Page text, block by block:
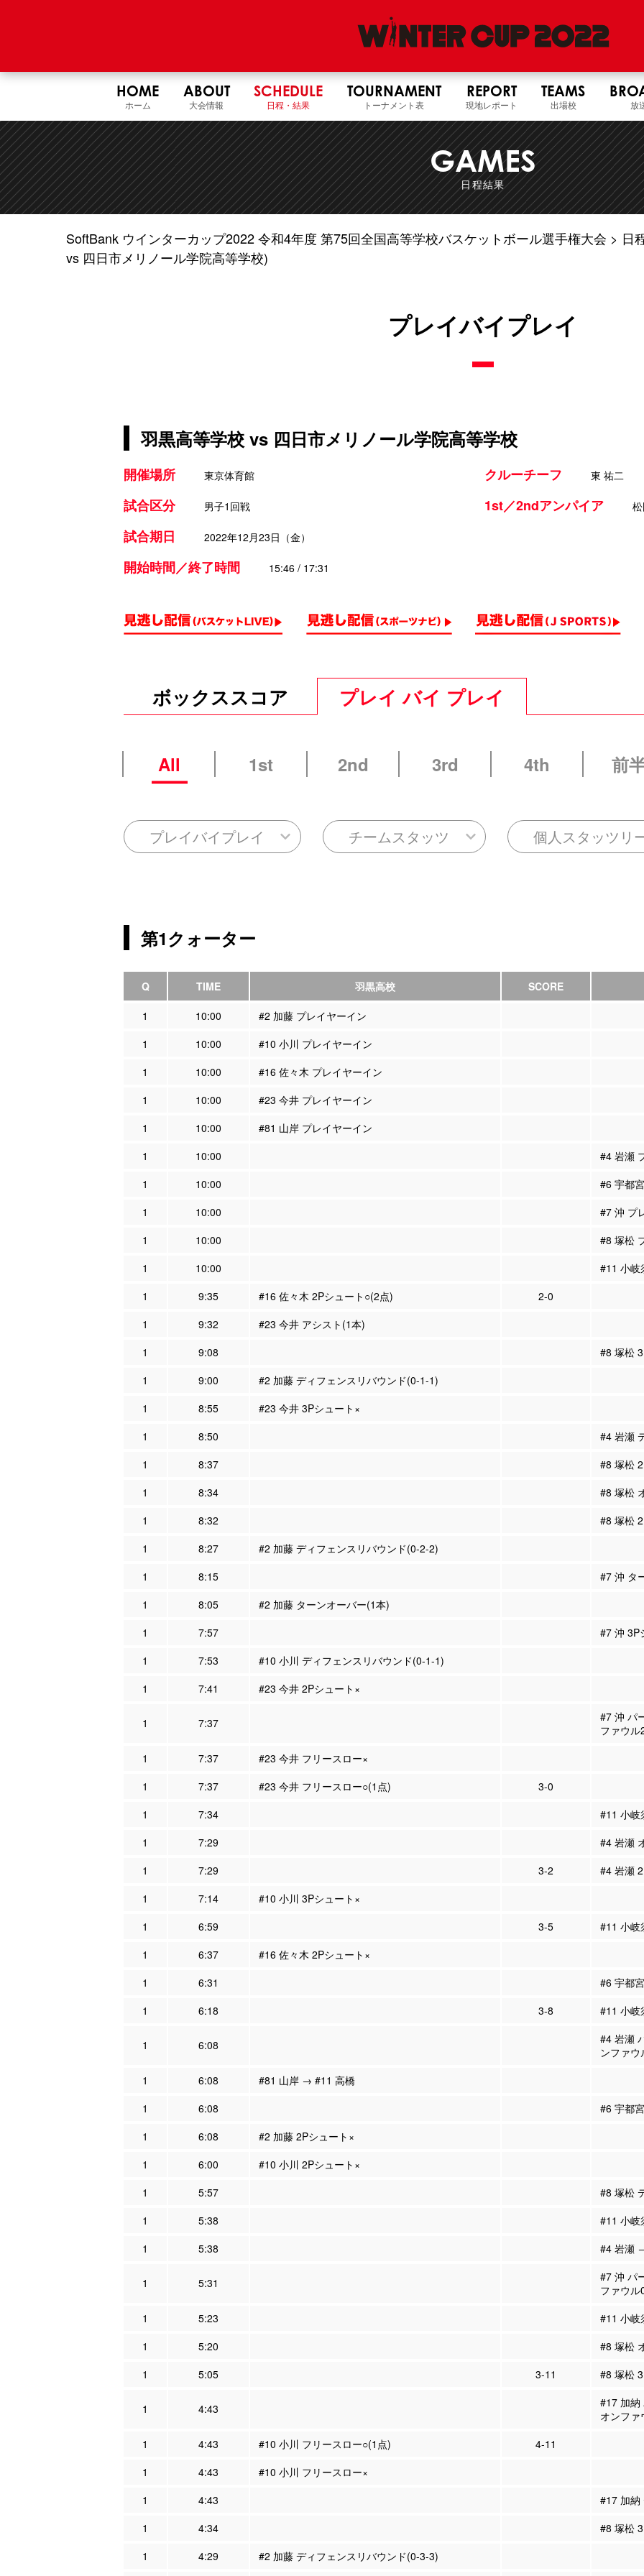
HOME
ホーム
ABOUT
大会情報
SCHEDULE
日程・結果
TOURNAMENT
トーナメント表
REPORT
現地レポート
TEAMS
出場校 放
GAMES
日程結果
SoftBank ウインターカップ2022 令和4年度 第75回全国高等学校バスケットボール選手権大会 日
vs 四日市メリノール学院高等学校)
プレイバイプレイ
羽黒高等学校 vs 四日市メリノール学院高等学校
開催場所 東京体育館
試合区分 男子1回戦
試合期日 2022年12月23日（金）
開始時間／終了時間 15:46 / 17:31
クルーチーフ 東 祐二
1st／2ndアンパイア
ボックススコア プレイ バイ プレイ
All 1st 2nd 3rd 4th 前
プレイバイプレイ チームスタッツ 個人スタッツリ
第1クォーター
Q TIME 羽黒高校 SCORE
1 10:00
#2 加藤 プレイヤーイン
1
10:00
#10 小川 プレイヤーイン
1
10:00
#16 佐々木 プレイヤーイン
1
10:00
#23 今井 プレイヤーイン
1
10:00
#81 山岸 プレイヤーイン
1
10:00
#4 岩瀬
1
10:00
#6 宇都
1
10:00
#7 沖 プ
1
10:00
#8 塚松
1
10:00
#11 小岐
1
9:35 #16 佐々木 2Pシュート○(2点)
2-0
1
9:32
#23 今井 アシスト(1本)
1
9:08
#8 塚松
1
9:00
#2 加藤 ディフェンスリバウンド(0-1-1)
1
8:55
#23 今井 3Pシュート×
1
8:50
#4 岩瀬
1
8:37
#8 塚松
1
8:34
#8 塚松
1
8:32
#8 塚松
1
8:27
#2 加藤 ディフェンスリバウンド(0-2-2)
1
8:15
#7 沖 タ
1
8:05
#2 加藤 ターンオーバー(1本)
1
7:57
#7 沖 3P
1
7:53
#10 小川 ディフェンスリバウンド(0-1-1)
1
7:41 #23 今井 2Pシュート×
1 7:37
#7 沖 パ
ファウル
1
7:37
#23 今井 フリースロー×
1
7:37 #23 今井 フリースロー○(1点)
3-0
1
7:34
#11 小岐
1
7:29
#4 岩瀬
1
7:29 3-2
#4 岩瀬
1
7:14
#10 小川 3Pシュート×
1
6:59 3-5
#11 小岐
1
6:37
#16 佐々木 2Pシュート×
1
6:31
#6 宇都
1
6:18 3-8 #11 小岐
1 6:08
#4 岩瀬
ンファウ
1
6:08
#81 山岸 → #11 高橋
1
6:08
#6 宇都
1
6:08
#2 加藤 2Pシュート×
1
6:00
#10 小川 2Pシュート×
1
5:57
#8 塚松
1
5:38
#11 小岐
1
5:38 #4 岩瀬
1 5:31
#7 沖 パ
ファウル
1
5:23
#11 小岐
1
5:20
#8 塚松
1
5:05 3-11 #8 塚松
1 4:43
#17 加納
オンファ
1
4:43 #10 小川 フリースロー○(1点)
4-11
1
4:43
#10 小川 フリースロー×
1
4:43
#17 加納
1
4:34
#8 塚松
1
4:29 #2 加藤 ディフェンスリバウンド(0-3-3)